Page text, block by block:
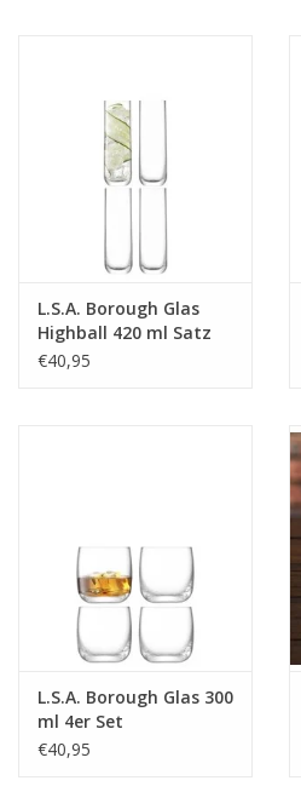
L.S.A. Borough Glas
Highball 420 ml Satz
von 4 Stücken
€40,95
L.S.A. Borough Glas 300
ml 4er Set
€40,95